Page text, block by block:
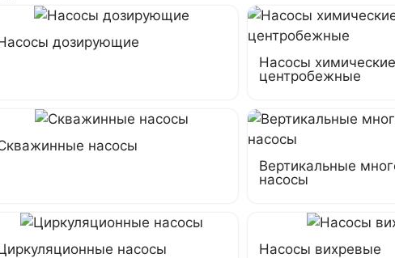
дозирующие
Насосы химические
центробежные
насосы
Вертикальные
насосы
насосы Насосы вихревые